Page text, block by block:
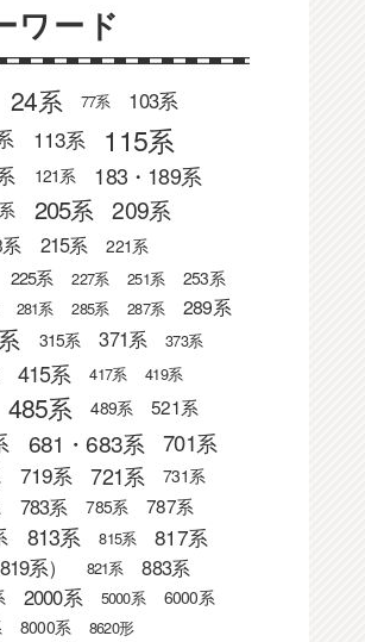
ワード
24系 77系 103系
113系 115系
121系 183・189系
205系 209系
215系 221系
225系 227系 251系 253系
281系 285系 287系
289系
315系 371系 373系
415系 417系 419系
485系 489系 521系
681・683系 701系
719系 721系 731系
783系 785系 787系
813系 815系 817系
系） 821系 883系
2000系 5000系 6000系
8000系
8620形